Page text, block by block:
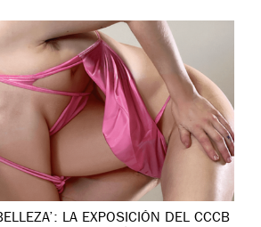
LA EXPOSICIÓN DEL CCCB